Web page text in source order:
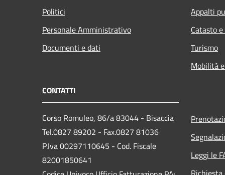
Politici
Personale Amministrativo
Documenti e dati
Appalti
Catasto
Turismo
Mobilità
CONTATTI
Corso Romuleo, 86/a 83044 - Bisaccia
Tel.0827 89202 - Fax.0827 81036
P.Iva 00297110645 - Cod. Fiscale
82001850641
Leggi le